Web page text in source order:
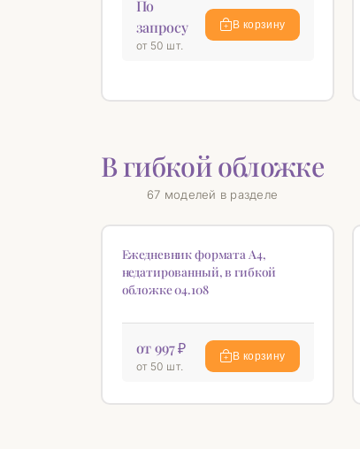
По
запросу
от 50 шт.
В корзину
В гибкой обложке
67 моделей в разделе
Ежедневник формата А4,
недатированный, в гибкой
обложке 04.108
от 997 ₽
от 50 шт.
В корзину